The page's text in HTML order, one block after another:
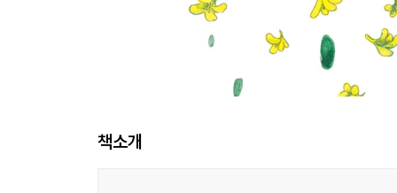
책소개